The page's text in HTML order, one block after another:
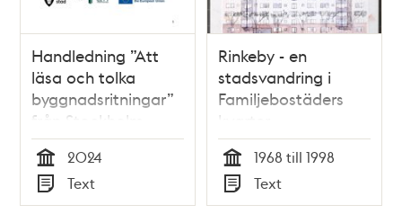
Handledning ”Att
läsa och tolka
byggnadsritningar”
från Stockholm
stadsarkiv 2024
Tid
2024
Typ
Text
Rinkeby - en
stadsvandring i
Familjebostäders
kvarter
Tid
1968 till 1998
Typ
Text